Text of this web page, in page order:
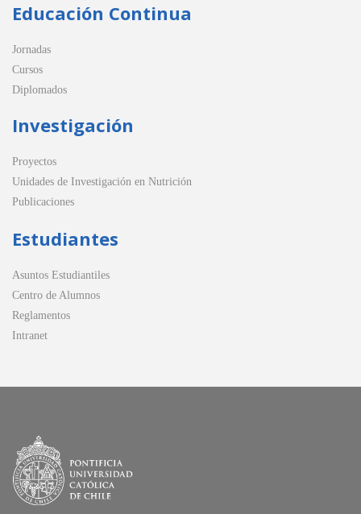
Educación Continua
Jornadas
Cursos
Diplomados
Investigación
Proyectos
Unidades de Investigación en Nutrición
Publicaciones
Estudiantes
Asuntos Estudiantiles
Centro de Alumnos
Reglamentos
Intranet